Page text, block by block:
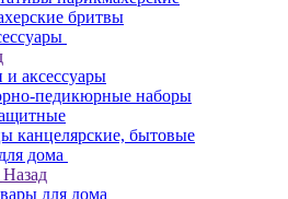
бритвы
аксессуары
педикюрные наборы
канцелярские, бытовые
дома
Назад
для дома